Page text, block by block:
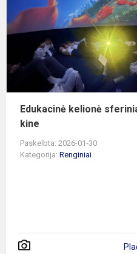
konkursas
Edukacinė kelionė
kine
Paskelbta: 2026-01-30
Kategorija:Renginiai